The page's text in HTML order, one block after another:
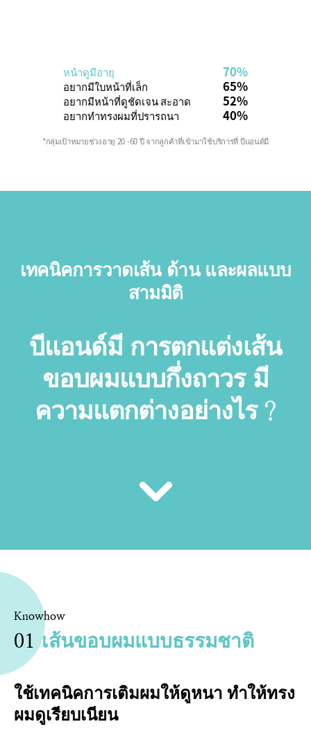
หน้าดูมีอายุ 70%
อยากมีใบหน้าที่เล็ก 65%
อยากมีหน้าที่ดูชัดเจน สะอาด 52%
อยากทำทรงผมที่ปรารถนา 40%
*กลุ่มเป้าหมายช่วงอายุ 20 -60 ปี จากลูกค้าที่เข้ามาใช้บริการที่ บีแอนด์มี
เทคนิคการวาดเส้น ด้าน และผลแบบ
สามมิติ
บีแอนด์มี การตกแต่งเส้น
ขอบผมแบบกึ่งถาวร มี
ความแตกต่างอย่างไร ?
Knowhow
01 เส้นขอบผมแบบธรรมชาติ
ใช้เทคนิคการเติมผมให้ดูหนา ทำให้ทรง
ผมดูเรียบเนียน